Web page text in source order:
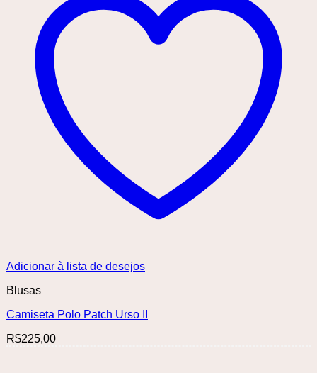
Adicionar à lista de desejos
Blusas
Camiseta Polo Patch Urso II
R$225,00